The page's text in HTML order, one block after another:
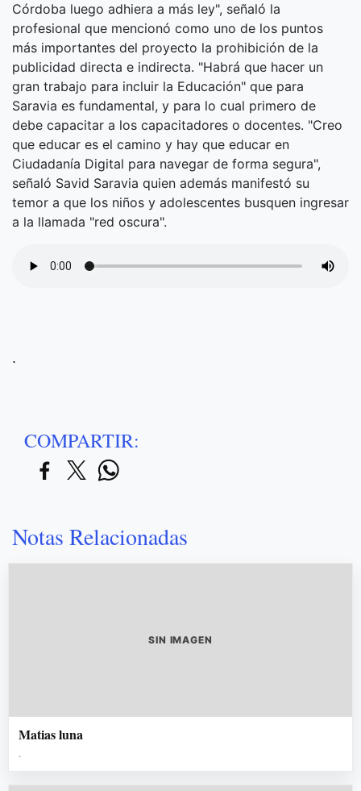
Córdoba luego adhiera a más ley", señaló la
profesional que mencionó como uno de los puntos
más importantes del proyecto la prohibición de la
publicidad directa e indirecta. "Habrá que hacer un
gran trabajo para incluir la Educación" que para
Saravia es fundamental, y para lo cual primero de
debe capacitar a los capacitadores o docentes. "Creo
que educar es el camino y hay que educar en
Ciudadanía Digital para navegar de forma segura",
señaló Savid Saravia quien además manifestó su
temor a que los niños y adolescentes busquen ingresar
a la llamada "red oscura".
.
COMPARTIR:
Notas Relacionadas
SIN IMAGEN
Matias luna
.